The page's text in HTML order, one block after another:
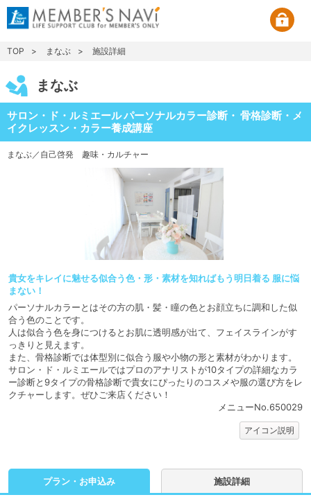
TOP まなぶ 施設詳細
まなぶ
サロン・ド・ルミエール パーソナルカラー診断・ 骨格診断・メ
イクレッスン・カラー養成講座
まなぶ／自己啓発 趣味・カルチャー
貴女をキレイに魅せる似合う色・形・素材を知ればもう明日着る 服に悩
まない！
パーソナルカラーとはその方の肌・髪・瞳の色とお顔立ちに調和した似
合う色のことです。
人は似合う色を身につけるとお肌に透明感が出て、フェイスラインがす
っきりと見えます。
また、骨格診断では体型別に似合う服や小物の形と素材がわかります。
サロン・ド・ルミエールではプロのアナリストが10タイプの詳細なカラ
ー診断と9タイプの骨格診断で貴女にぴったりのコスメや服の選び方をレ
クチャーします。ぜひご来店ください！
メニューNo.650029
アイコン説明
プラン・お申込み 施設詳細